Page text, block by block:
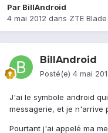
Par BillAndroid
4 mai 2012 dans ZTE Blade
BillAndroid
Posté(e) 4 mai
J'ai le symbole android
messagerie, et je n'arrive
Pourtant j'ai appelé ma